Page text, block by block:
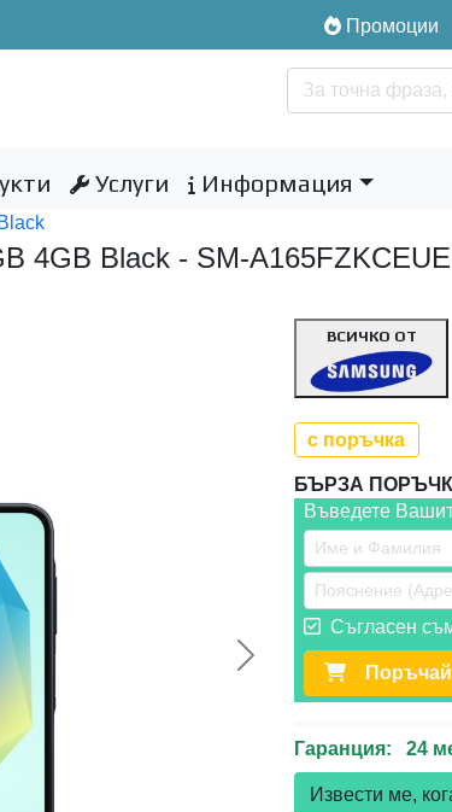
Промоции
Услуги Информация
4GB Black - SM-A165FZKCEUE
Следваща >>
ВСИЧКО ОТ
с поръчка
БЪРЗА
Въведете
Съгласен
Поръчай
Гаранция: 24
Извести ме,